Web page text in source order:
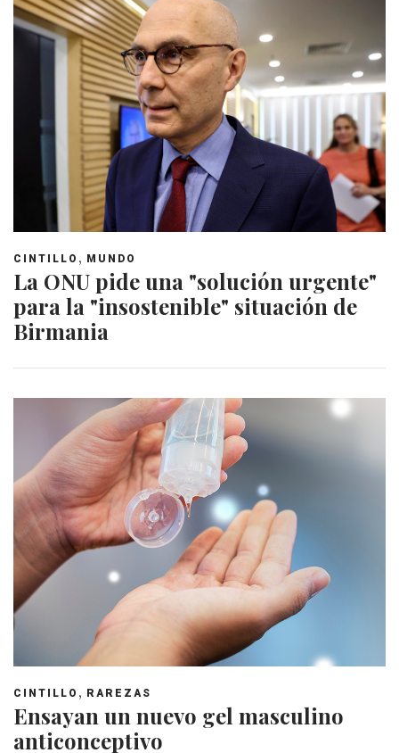
CINTILLO , MUNDO
La ONU pide una "solución urgente"
para la "insostenible" situación de
Birmania
CINTILLO , RAREZAS
Ensayan un nuevo gel masculino
anticonceptivo